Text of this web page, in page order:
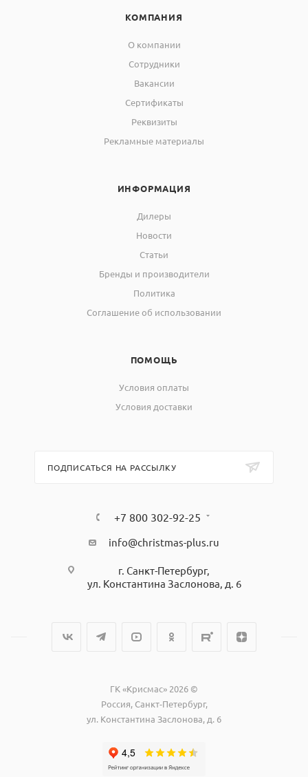
КОМПАНИЯ
О компании
Сотрудники
Вакансии
Сертификаты
Реквизиты
Рекламные материалы
ИНФОРМАЦИЯ
Дилеры
Новости
Статьи
Бренды и производители
Политика
Соглашение об использовании
ПОМОЩЬ
Условия оплаты
Условия доставки
ПОДПИСАТЬСЯ НА РАССЫЛКУ
+7 800 302-92-25
info@christmas-plus.ru
г. Санкт-Петербург,
ул. Константина Заслонова, д. 6
ГК «Крисмас» 2026 ©
Россия, Санкт-Петербург,
ул. Константина Заслонова, д. 6